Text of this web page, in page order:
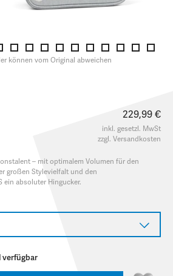
können vom Original abweichen
229,99 €
inkl. gesetzl. MwSt
zzgl. Versandkosten
– mit optimalem Volumen für den
großen Stylevielfalt und den
ein absoluter Hingucker.​
verfügbar